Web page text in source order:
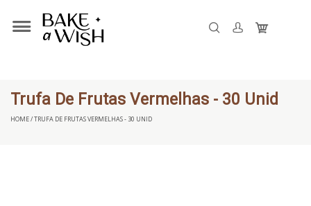
Trufa De Frutas Vermelhas - 30 Unid
HOME / TRUFA DE FRUTAS VERMELHAS - 30 UNID